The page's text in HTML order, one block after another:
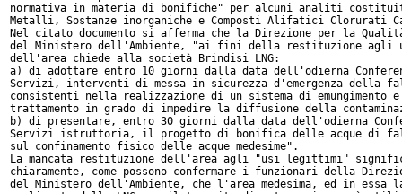
normativa in materia di bonifiche" per alcuni analiti
Metalli, Sostanze inorganiche e Composti Alifatici Clorurati
Nel citato documento si afferma che la Direzione per la
del Ministero dell'Ambiente, "ai fini della restituzione
dell'area chiede alla società Brindisi LNG:
a) di adottare entro 10 giorni dalla data dell'odierna
Servizi, interventi di messa in sicurezza d'emergenza della
consistenti nella realizzazione di un sistema di emungimento e
trattamento in grado di impedire la diffusione della
b) di presentare, entro 30 giorni dalla data dell'odierna
Servizi istruttoria, il progetto di bonifica delle acque di
sul confinamento fisico delle acque medesime".
La mancata restituzione dell'area agli "usi legittimi"
chiaramente, come possono confermare i funzionari della
del Ministero dell'Ambiente, che l'area medesima, ed in essa